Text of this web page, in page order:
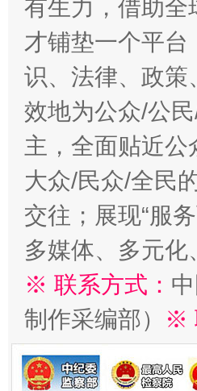
有生力，借助全
才铺垫一个平
识、法律、政策
效地为公众/公
主，全面贴近
大众/民众/全民
交往；展现“服
多媒体、多元
※ 联系方式：
制作采编部）
※